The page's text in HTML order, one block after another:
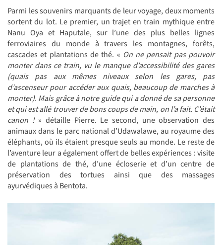
Parmi les souvenirs marquants de leur voyage, deux moments
sortent du lot. Le premier, un trajet en train mythique entre
Nanu Oya et Haputale, sur l’une des plus belles lignes
ferroviaires du monde à travers les montagnes, forêts,
cascades et plantations de thé. « On ne pensait pas pouvoir
monter dans ce train, vu le manque d’accessibilité des gares
(quais pas aux mêmes niveaux selon les gares, pas
d’ascenseur pour accéder aux quais, beaucoup de marches à
monter). Mais grâce à notre guide qui a donné de sa personne
et qui est allé trouver de bons coups de main, on l’a fait. C’était
canon !» détaille Pierre. Le second, une observation des
animaux dans le parc national d’Udawalawe, au royaume des
éléphants, où ils étaient presque seuls au monde. Le reste de
l’aventure leur a également offert de belles expériences : visite
de plantations de thé, d’une écloserie et d’un centre de
préservation des tortues ainsi que des massages
ayurvédiques à Bentota.